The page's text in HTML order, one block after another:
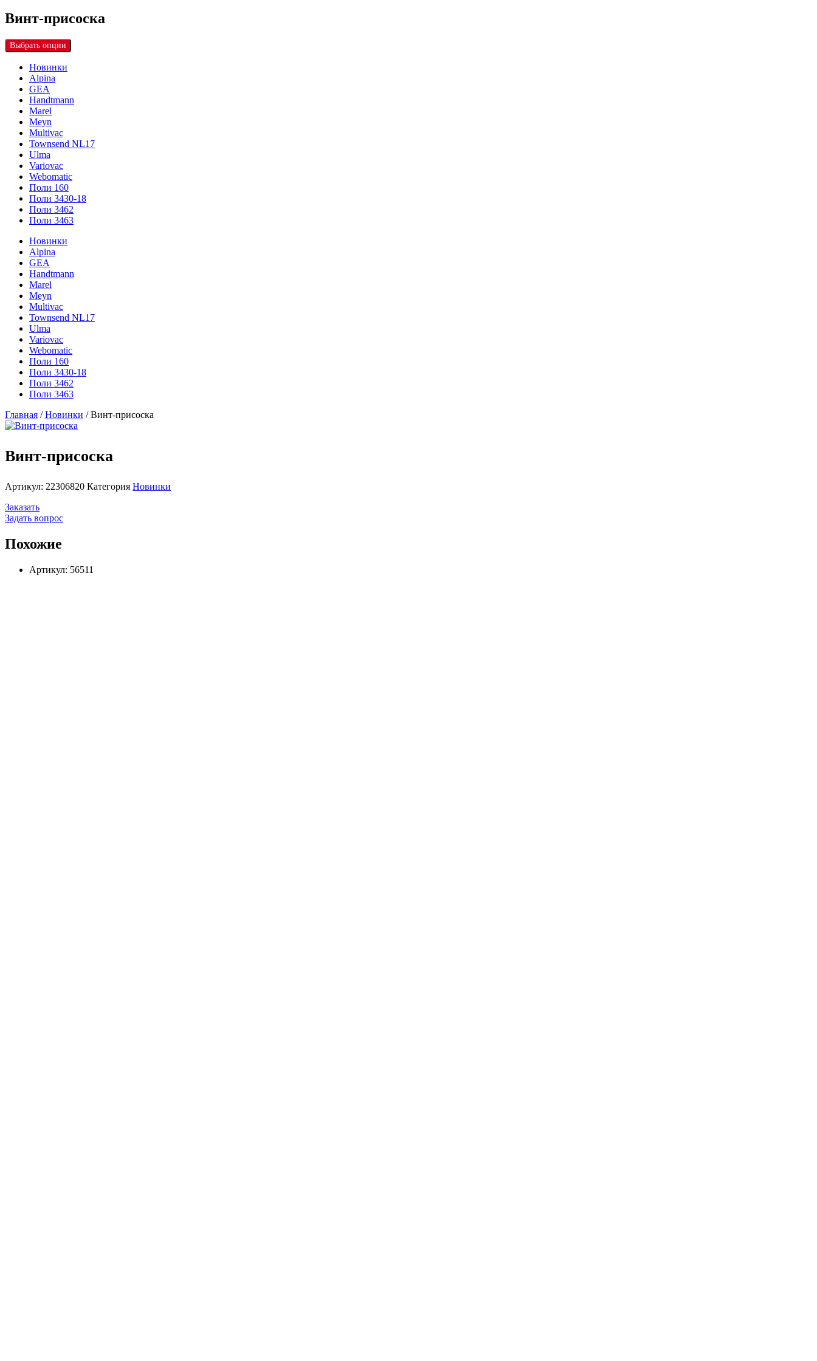
Винт-присоска
Выбрать опции
Новинки
Alpina
GEA
Handtmann
Marel
Meyn
Multivac
Townsend NL17
Ulma
Variovac
Webomatic
Поли 160
Поли 3430-18
Поли 3462
Поли 3463
Новинки
Alpina
GEA
Handtmann
Marel
Meyn
Multivac
Townsend NL17
Ulma
Variovac
Webomatic
Поли 160
Поли 3430-18
Поли 3462
Поли 3463
Главная /Новинки / Винт-присоска
Винт-присоска
Артикул: 22306820 Категория Новинки
Заказать
Задать вопрос
Похожие
Артикул: 56511